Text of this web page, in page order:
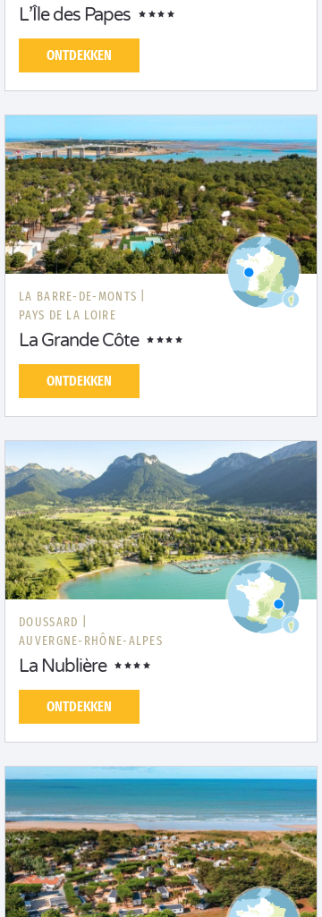
L’Île des Papes
ONTDEKKEN
LA BARRE-DE-MONTS |
PAYS DE LA LOIRE
La Grande Côte
ONTDEKKEN
DOUSSARD |
AUVERGNE-RHÔNE-ALPES
La Nublière
ONTDEKKEN